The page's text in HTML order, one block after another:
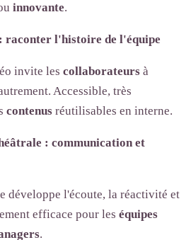
innovante.
raconter l'histoire de l'équipe
invite les collaborateurs à
Accessible, très
contenus réutilisables en interne.
: communication et
développe l'écoute, la réactivité et
efficace pour les équipes
.